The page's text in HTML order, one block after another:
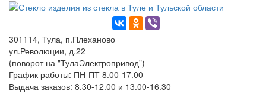
301114, Тула, п.Плеханово
ул.Революции, д.22
(поворот на "ТулаЭлектропривод")
График работы: ПН-ПТ 8.00-17.00
Выдача заказов: 8.30-12.00 и 13.00-16.30